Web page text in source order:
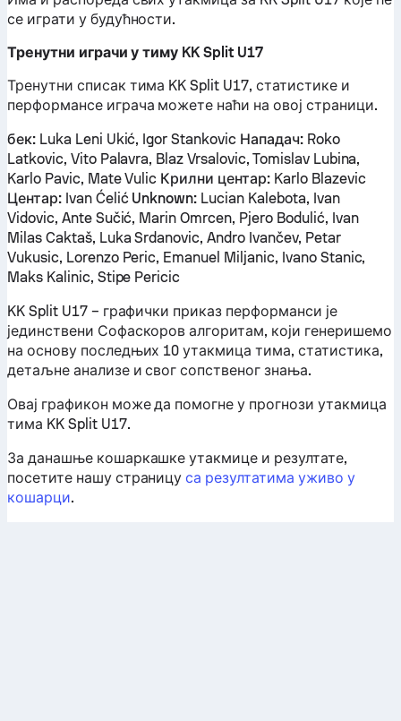
се играти у будућности.
Тренутни играчи у тиму KK Split U17
Тренутни списак тима KK Split U17, статистике и
перформансе играча можете наћи на овој страници.
бек:Luka Leni Ukić, Igor Stankovic Нападач:Roko
Latkovic, Vito Palavra, Blaz Vrsalovic, Tomislav Lubina,
Karlo Pavic, Mate Vulic Крилни центар:Karlo Blazevic
Центар:Ivan Ćelić Unknown: Lucian Kalebota, Ivan
Vidovic, Ante Sučić, Marin Omrcen, Pjero Bodulić, Ivan
Milas Caktaš, Luka Srdanovic, Andro Ivančev, Petar
Vukusic, Lorenzo Peric, Emanuel Miljanic, Ivano Stanic,
Maks Kalinic, Stipe Pericic
KK Split U17 – графички приказ перформанси је
јединствени Софаскоров алгоритам, који генеришемо
на основу последњих 10 утакмица тима, статистика,
детаљне анализе и свог сопственог знања.
Овај графикон може да помогне у прогнози утакмица
тима KK Split U17.
За данашње кошаркашке утакмице и резултате,
посетите нашу страницуса резултатима уживо у
кошарци.